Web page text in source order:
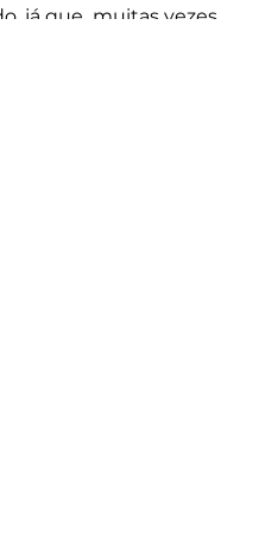
já que  muitas vezes